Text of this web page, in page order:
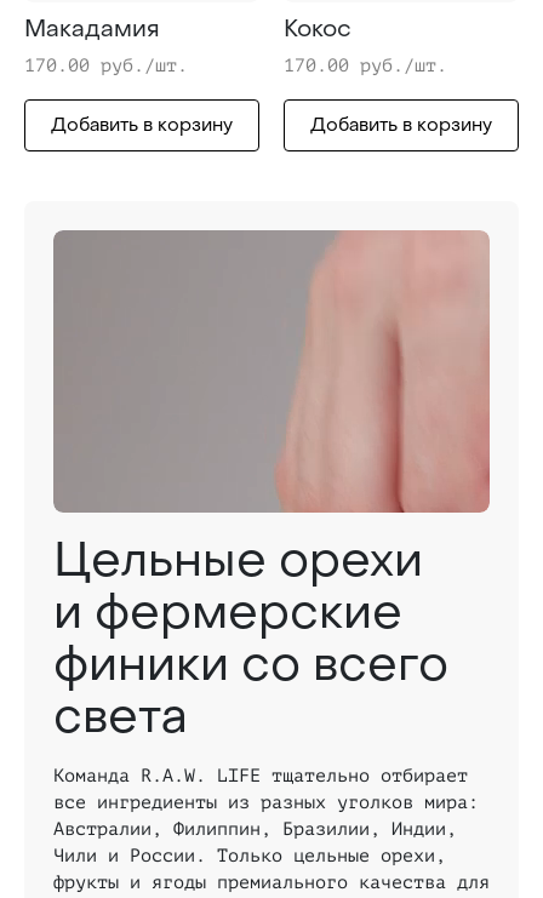
Цельные орехи
и фермерские
финики со всего
света
Команда R.A.W. LIFE тщательно отбирает
все ингредиенты из разных уголков мира:
Австралии, Филиппин, Бразилии, Индии,
Чили и России. Только цельные орехи,
фрукты и ягоды премиального качества для
Макадамия
170.00 руб./шт.
Добавить в корзину
Кокос
170.00 руб./шт.
Добавить в корзину